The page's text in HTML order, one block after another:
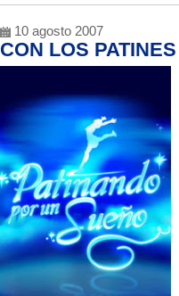
10 agosto 2007
CON LOS